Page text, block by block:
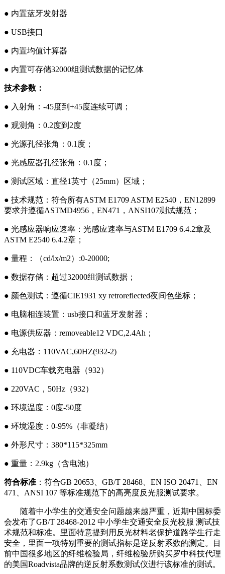
● 内置蓝牙发射器
● USB接口
● 内置均值计算器
● 内置可存储32000组测试数据的记忆体
技术参数：
● 入射角：-45度到+45度连续可调；
● 观测角：0.2度到2度
● 光源孔径张角：0.1 度；
● 光感应器孔径张角：0.1 度；
● 测试区域：直径1英寸（25mm）区域；
● 技术规范：符合所有ASTM E1709 ASTM E2540 ，EN12899
要求并遵循ASTMD4956，EN471，ANSI107测试规范；
● 光感应器响应速率：光感应速率与ASTM E1709 6.4.2章及
ASTM E2540 6.4.2章；
● 量程：（cd/lx/m2）:0-20000;
● 数据存储：超过32000组测试数据；
● 颜色测试：遵循CIE1931 xy retroreflected夜间色坐标；
● 电脑相连装置：usb接口和蓝牙发射器；
● 电源供应器：removeable12 VDC,2.4Ah ；
● 充电器：110VAC,60HZ(932-2)
● 110VDC车载充电器（932）
● 220VAC ，50Hz（932）
● 环境温度：0度-50度
● 环境湿度：0-95% （非凝结）
● 外形尺寸：380*115*325mm
● 重量：2.9kg （含电池）
符合标准 ：符合GB 20653、GB/T 28468、EN ISO 20471、EN
471、ANSI 107 等标准规范下的高亮度反光服测试要求。
随着中小学生的交通安全问题越来越严重，近期中国标委
会发布了GB/T 28468-2012 中小学生交通安全反光校服 测试技
术规范和标准。里面特意提到用反光材料老保护道路学生行走
安全，里面一项特别重要的测试指标是逆反射系数的测定。目
前中国很多地区的纤维检验局，纤维检验所购买罗中科技代理
的美国Roadvista品牌的逆反射系数测试仪进行该标准的测试。